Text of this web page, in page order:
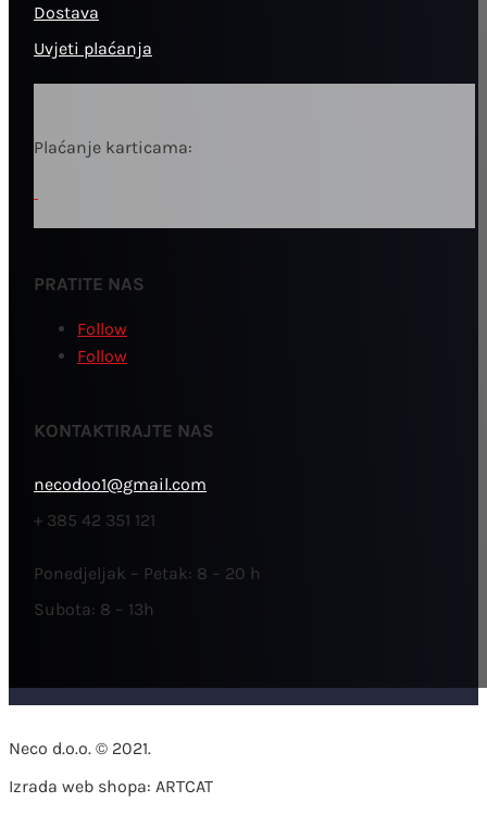
Dostava
Uvjeti plaćanja
Plaćanje karticama:
PRATITE NAS
Follow
Follow
KONTAKTIRAJTE NAS
necodoo1@gmail.com
+ 385 42 351 121
Ponedjeljak – Petak: 8 – 20 h
Subota: 8 – 13h
Neco d.o.o. © 2021.
Izrada web shopa: ARTCAT